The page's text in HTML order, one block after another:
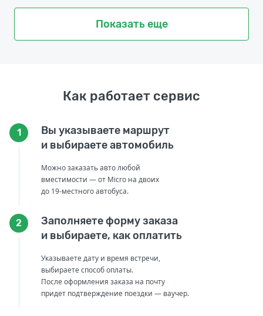
Показать еще
Как работает сервис
1
Вы указываете маршрут
и выбираете автомобиль
Можно заказать авто любой
вместимости — от Micro на двоих
до 19-местного автобуса.
2
Заполняете форму заказа
и выбираете, как оплатить
Указываете дату и время встречи,
выбираете способ оплаты.
После оформления заказа на почту
придет подтверждение поездки — ваучер.